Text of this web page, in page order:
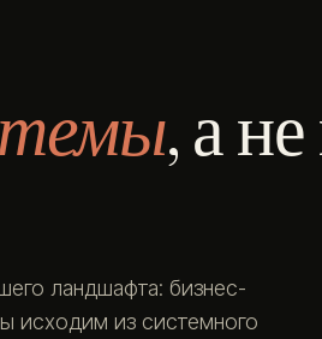
, а
ландшафта: бизнес-
исходим из системного